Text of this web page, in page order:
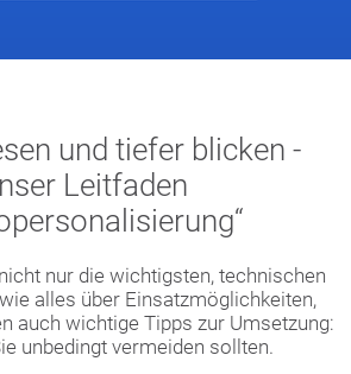
und tiefer blicken -
Leitfaden
nur die wichtigsten, technischen
alles über Einsatzmöglichkeiten,
auch wichtige Tipps zur Umsetzung:
unbedingt vermeiden sollten.